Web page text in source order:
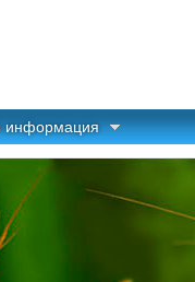
информация